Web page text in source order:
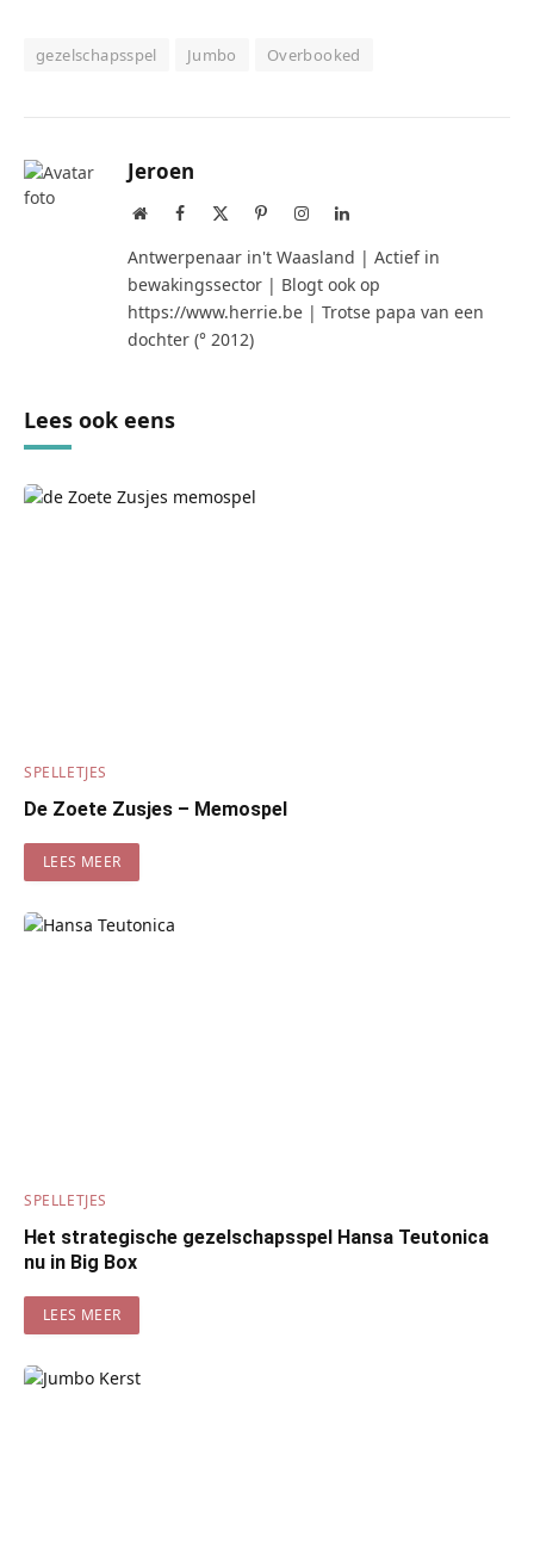
gezelschapsspel Jumbo Overbooked
Jeroen
WebsiteFacebook PinterestInstagramLinkedIn
Antwerpenaar in't Waasland | Actief in
bewakingssector | Blogt ook op
https://www.herrie.be | Trotse papa van een
dochter (° 2012)
Lees ook eens
SPELLETJES
De Zoete Zusjes – Memospel
LEES MEER
SPELLETJES
Het strategische gezelschapsspel Hansa Teutonica
nu in Big Box
LEES MEER